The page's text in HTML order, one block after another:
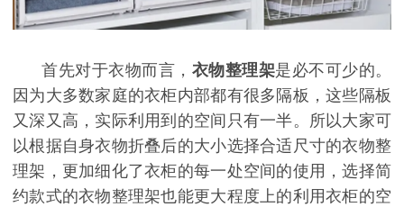
首先对于衣物而言， 衣物整理架是必不可少的。
因为大多数家庭的衣柜内部都有很多隔板，这些隔板
又深又高，实际利用到的空间只有一半。所以大家可
以根据自身衣物折叠后的大小选择合适尺寸的衣物整
理架，更加细化了衣柜的每一处空间的使用，选择简
约款式的衣物整理架也能更大程度上的利用衣柜的空